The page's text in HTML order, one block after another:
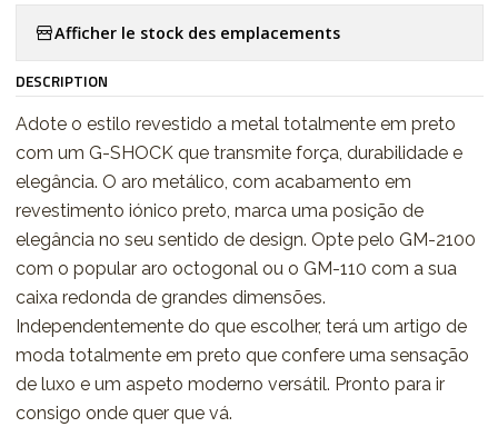
Afficher le stock des emplacements
DESCRIPTION
Adote o estilo revestido a metal totalmente em preto
com um G-SHOCK que transmite força, durabilidade e
elegância. O aro metálico, com acabamento em
revestimento iónico preto, marca uma posição de
elegância no seu sentido de design. Opte pelo GM-2100
com o popular aro octogonal ou o GM-110 com a sua
caixa redonda de grandes dimensões.
Independentemente do que escolher, terá um artigo de
moda totalmente em preto que confere uma sensação
de luxo e um aspeto moderno versátil. Pronto para ir
consigo onde quer que vá.